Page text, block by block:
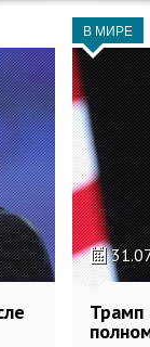
В МИРЕ
Трамп